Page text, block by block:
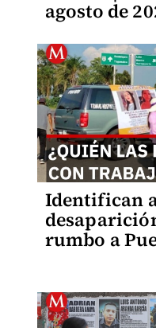
agosto de
Identifican
rumbo a